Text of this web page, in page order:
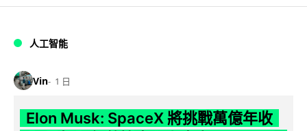
人工智能
Vin 1 日
Elon Musk: SpaceX 將挑戰萬億年收